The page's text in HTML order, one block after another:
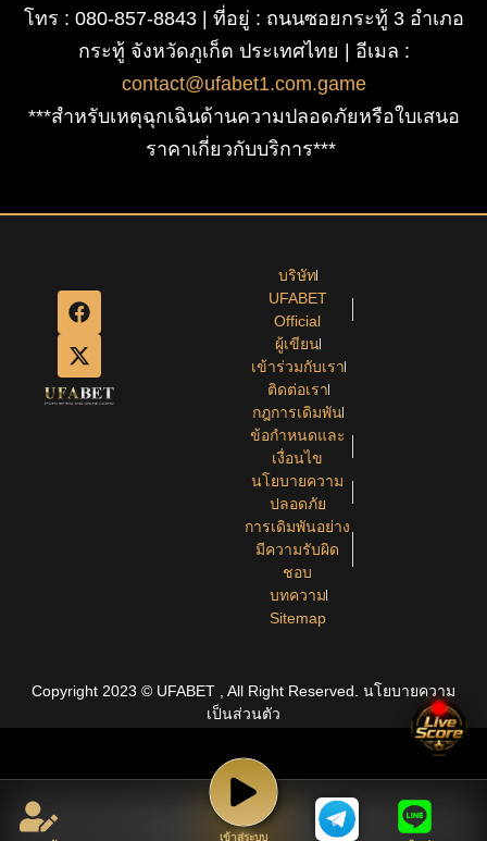
โทร : 080-857-8843 | ที่อยู่ : ถนนซอยกระทู้ 3 อำเภอ
กระทู้ จังหวัดภูเก็ต ประเทศไทย | อีเมล :
contact@ufabet1.com.game
***สำหรับเหตุฉุกเฉินด้านความปลอดภัยหรือใบเสนอ
ราคาเกี่ยวกับบริการ***
บริษัท
UFABET
Official
ผู้เขียน
เข้าร่วมกับเรา
ติดต่อเรา
กฎการเดิมพัน
ข้อกำหนดและ
เงื่อนไข
นโยบายความ
ปลอดภัย
การเดิมพันอย่าง
มีความรับผิด
ชอบ
บทความ
Sitemap
Copyright 2023 © UFABET , All Right Reserved. นโยบายความ
เป็นส่วนตัว
เข้าสู่ระบบ